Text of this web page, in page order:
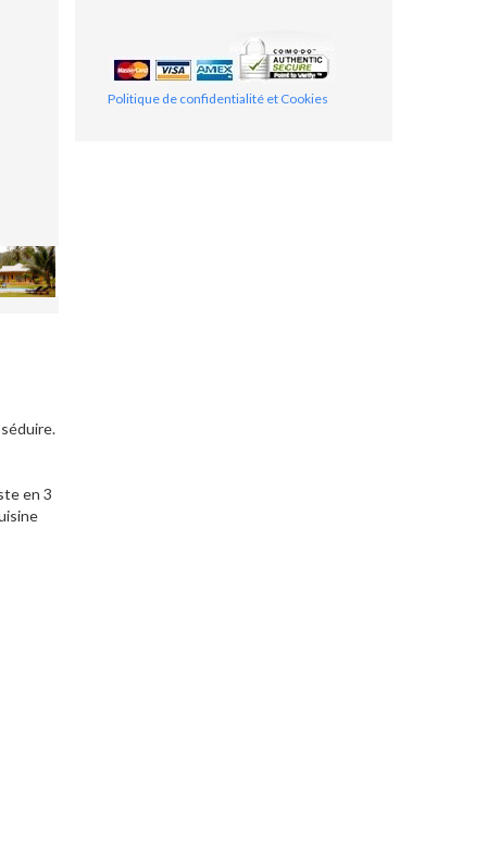
en 3
Politique de confidentialité et Cookies